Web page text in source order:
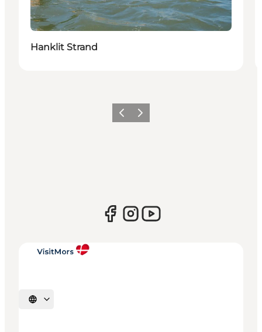
Hanklit Strand
Vorherige Folie
Nächste Folie
Sprache auswählen